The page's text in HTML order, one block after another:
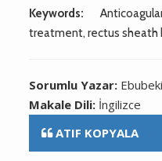
Keywords:
treatment, rectus sheath
Sorumlu Yazar:
Makale Dili: İngilizce
ATIF KOPYALA